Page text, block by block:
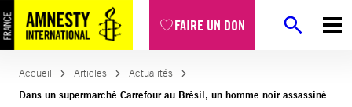
FAIRE UN DON
Aller
au
contenu
Accueil Articles
Actualités
Dans un supermarché Carrefour au Brésil, un homme noir assassiné